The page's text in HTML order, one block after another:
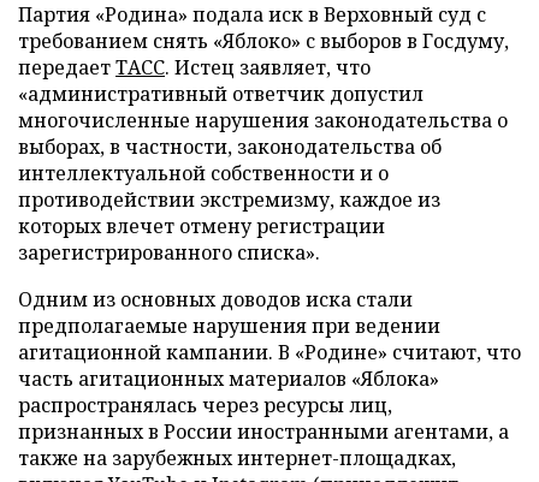
Партия «Родина» подала иск в Верховный суд с
требованием снять «Яблоко» с выборов в Госдуму,
передаетТАСС. Истец заявляет, что
«административный ответчик допустил
многочисленные нарушения законодательства о
выборах, в частности, законодательства об
интеллектуальной собственности и о
противодействии экстремизму, каждое из
которых влечет отмену регистрации
зарегистрированного списка».
Одним из основных доводов иска стали
предполагаемые нарушения при ведении
агитационной кампании. В «Родине» считают, что
часть агитационных материалов «Яблока»
распространялась через ресурсы лиц,
признанных в России иностранными агентами, а
также на зарубежных интернет-площадках,